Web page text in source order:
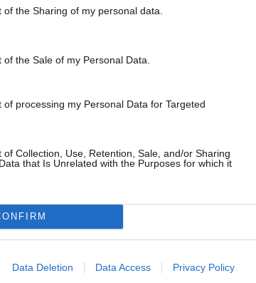
of the Sharing of my personal data.
the Sale of my Personal Data.
of processing my Personal Data for Targeted
of Collection, Use, Retention, Sale, and/or Sharing
that Is Unrelated with the Purposes for which it
Data Deletion Data Access Privacy Policy